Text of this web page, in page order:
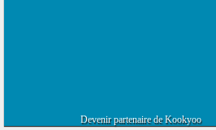
Devenir partenaire de Kookyoo